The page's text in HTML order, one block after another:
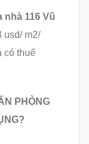
nhà 116 Vũ
usd/ m2/
có thuế
PHÒNG